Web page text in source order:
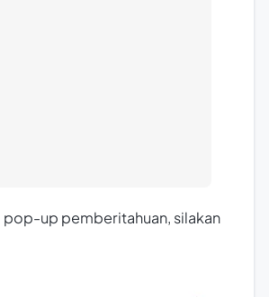
pop-up pemberitahuan, silakan